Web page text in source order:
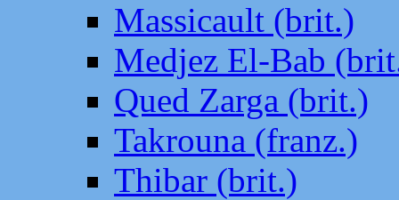
Massicault (brit.)
Medjez El-Bab
Qued Zarga (brit.)
Takrouna (franz.)
Thibar (brit.)